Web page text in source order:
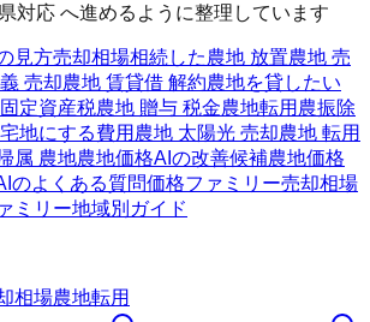
対応 へ進めるように整理しています
見方売却相場相続した農地 放置農地 売
売却農地 賃貸借 解約農地を貸したい
定資産税農地 贈与 税金農地転用 農振除
宅地にする費用 農地 太陽光 売却農地 転用
属 農地農地価格AIの改善候補農地価格
のよくある質問価格ファミリー売却相場
ミリー地域別ガイド
相場農地転用